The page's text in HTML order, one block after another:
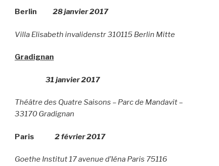
Berlin 28 janvier 2017
Villa Elisabeth invalidenstr 310115 Berlin Mitte
Gradignan
31 janvier 2017
Théâtre des Quatre Saisons – Parc de Mandavit –
33170 Gradignan
Paris 2 février 2017
Goethe Institut 17 avenue d’Iéna Paris 75116